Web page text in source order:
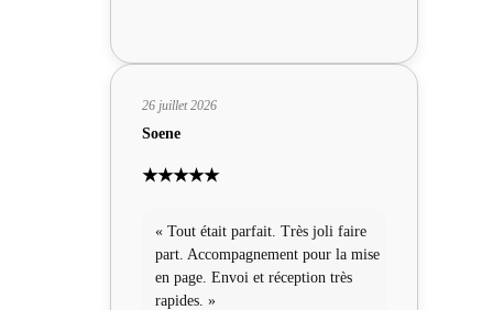
26 juillet 2026
Soene
★★★★★
« Tout était parfait. Très joli faire
part. Accompagnement pour la mise
en page. Envoi et réception très
rapides. »